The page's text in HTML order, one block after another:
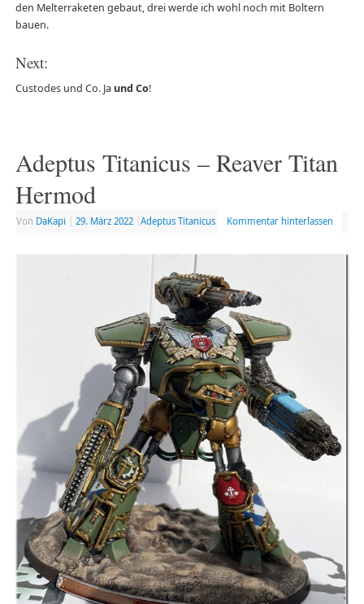
den Melterraketen gebaut, drei werde ich wohl noch mit Boltern
bauen.
Next:
Custodes und Co. Ja und Co!
Adeptus Titanicus – Reaver Titan
Hermod
Von DaKapi 29. März 2022 Adeptus Titanicus Kommentar hinterlassen